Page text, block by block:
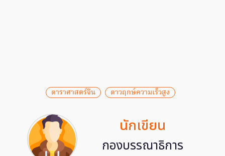
ดาราศาสตร์จีน ดาวฤกษ์ความเร็วสูง
นักเขียน
กองบรรณาธิการ